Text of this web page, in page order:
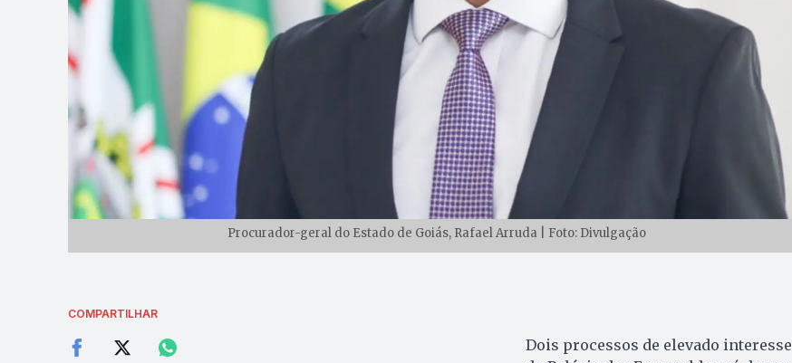
Procurador-geral do Estado de Goiás, Rafael Arruda | Foto: Divulgação
COMPARTILHAR
Dois processos de elevado interesse